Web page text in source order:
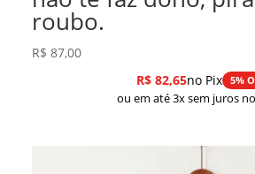
roubo.
R$ 87,00
R$82,65no Pix 5%
ou em até 3x sem juros